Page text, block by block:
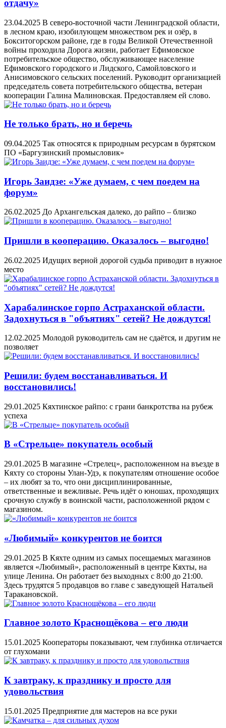
отдачу»
23.04.2025 В северо-восточной части Ленинградской области,
в лесном краю, изобилующем множеством рек и озёр, в
Бокситогорском районе, где в годы Великой Отечественной
войны проходила Дорога жизни, работает Ефимовское
потребительское общество, обслуживающее население
Ефимовского городского и Лидского, Самойловского и
Анисимовского сельских поселений. Руководит организацией
председатель совета потребительского общества, ветеран
кооперации Галина Малиновская. Предоставляем ей слово.
Не только брать, но и беречь
09.04.2025 Так относятся к природным ресурсам в бурятском
ПО «Баргузинский промысловик»
Игорь Заидзе: «Уже думаем, с чем поедем на
форум»
26.02.2025 До Архангельская далеко, до райпо – близко
Пришли в кооперацию. Оказалось – выгодно!
26.02.2025 Идущих верной дорогой судьба приводит в нужное
место
Харабалинское горпо Астраханской области.
Задохнуться в "объятиях" сетей? Не дождутся!
12.02.2025 Молодой руководитель сам не сдаётся, и другим не
позволяет
Решили: будем восстанавливаться. И
восстановились!
29.01.2025 Кяхтинское райпо: с грани банкротства на рубеж
успеха
В «Стрельце» покупатель особый
29.01.2025 В магазине «Стрелец», расположенном на въезде в
Кяхту со стороны Улан-Удэ, к покупателям отношение особое
– их любят за то, что они дисциплинированные,
ответственные и вежливые. Речь идёт о юношах, проходящих
срочную службу в воинской части, расположенной рядом с
магазином.
«Любимый» конкурентов не боится
29.01.2025 В Кяхте одним из самых посещаемых магазинов
является «Любимый», расположенный в центре Кяхты, на
улице Ленина. Он работает без выходных с 8:00 до 21:00.
Здесь трудятся 5 продавцов во главе с заведующей Натальей
Таракановской.
Главное золото Краснощёкова – его люди
15.01.2025 Кооператоры показывают, чем глубинка отличается
от глухомани
К завтраку, к празднику и просто для
удовольствия
15.01.2025 Предприятие для мастеров на все руки